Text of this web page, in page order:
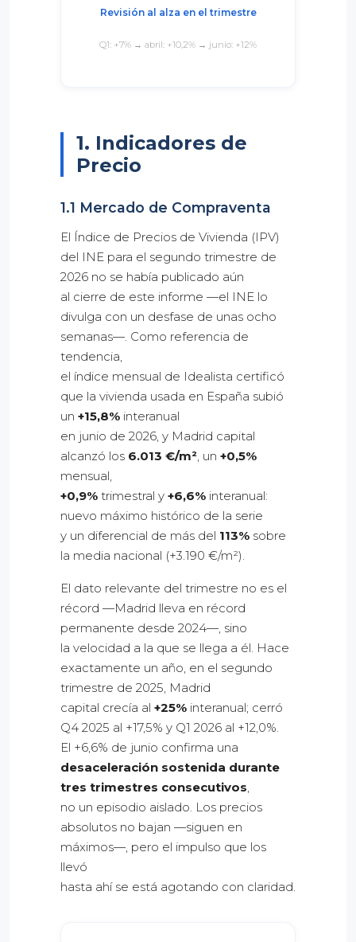
Revisión al alza en el trimestre
Q1: +7% → abril: +10,2% → junio: +12%
1. Indicadores de
Precio
1.1 Mercado de Compraventa
El Índice de Precios de Vivienda (IPV)
del INE para el segundo trimestre de
2026 no se había publicado aún
al cierre de este informe —el INE lo
divulga con un desfase de unas ocho
semanas—. Como referencia de
tendencia,
el índice mensual de Idealista certificó
que la vivienda usada en España subió
un +15,8% interanual
en junio de 2026, y Madrid capital
alcanzó los 6.013 €/m², un +0,5%
mensual,
+0,9% trimestral y +6,6% interanual:
nuevo máximo histórico de la serie
y un diferencial de más del 113% sobre
la media nacional (+3.190 €/m²).
El dato relevante del trimestre no es el
récord —Madrid lleva en récord
permanente desde 2024—, sino
la velocidad a la que se llega a él. Hace
exactamente un año, en el segundo
trimestre de 2025, Madrid
capital crecía al +25% interanual; cerró
Q4 2025 al +17,5% y Q1 2026 al +12,0%.
El +6,6% de junio confirma una
desaceleración sostenida durante
tres trimestres consecutivos,
no un episodio aislado. Los precios
absolutos no bajan —siguen en
máximos—, pero el impulso que los
llevó
hasta ahí se está agotando con claridad.